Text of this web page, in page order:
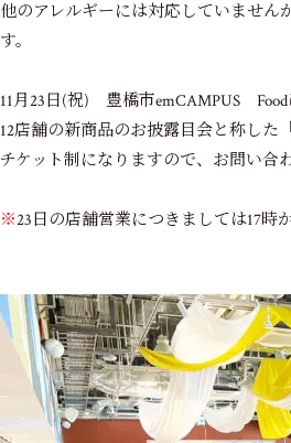
他のアレルギーには対応していません
す。
11月23日(祝) 豊橋市emCAMPUS Food
12店舗の新商品のお披露目会と称した
チケット制になりますので、お問い合
※23日の店舗営業につきましては17時